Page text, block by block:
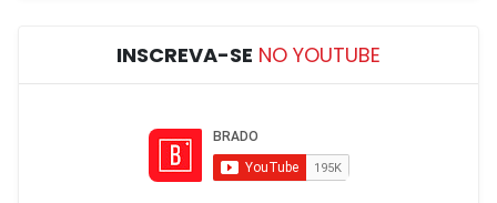
INSCREVA-SE NO YOUTUBE